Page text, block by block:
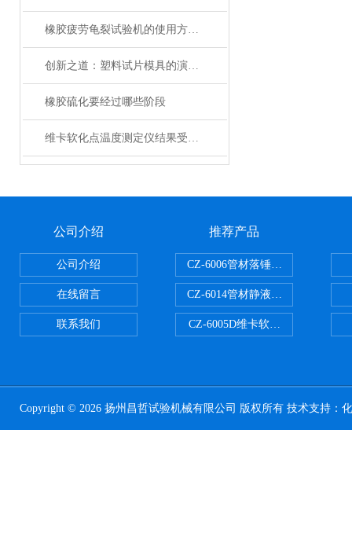
橡胶疲劳龟裂试验机的使用方法非常简单，一看就会
创新之道：塑料试片模具的演进与应用
橡胶硫化要经过哪些阶段
维卡软化点温度测定仪结果受到影响的因素有以下几点
公司介绍
公司介绍
在线留言
联系我们
推荐产品
CZ-6006管材落锤冲击试验机
CZ-6014管材静液压爆破试验机
CZ-6005D维卡软化点温度测定仪
Copyright © 2026 扬州昌哲试验机械有限公司 版权所有 技术支持：